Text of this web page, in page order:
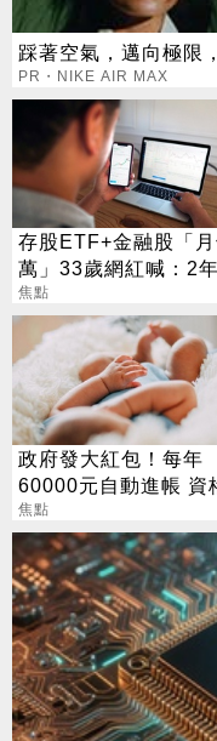
踩著空氣，邁向極限
PR・NIKE AIR MAX
存股ETF+金融股「
萬」33歲網紅喊：2
要退休
焦點
政府發大紅包！每年
60000元自動進帳 資
次看
焦點